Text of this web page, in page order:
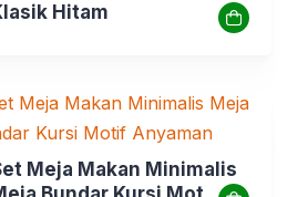
Hitam
Meja Makan Minimalis